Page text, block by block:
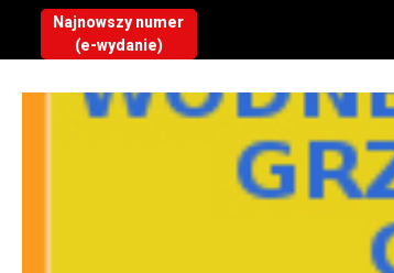
Najnowszy numer
(e-wydanie)